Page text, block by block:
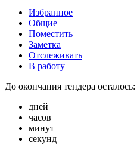
Избранное
Общие
Поместить
Заметка
Отслеживать
В работу
До окончания тендера осталось:
дней
часов
минут
секунд